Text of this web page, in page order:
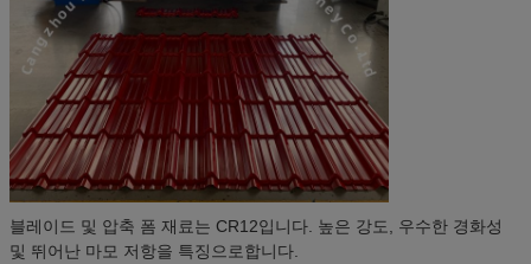
블레이드 및 압축 폼 재료는 CR12입니다. 높은 강도, 우수한 경화성
및 뛰어난 마모 저항을 특징으로합니다.